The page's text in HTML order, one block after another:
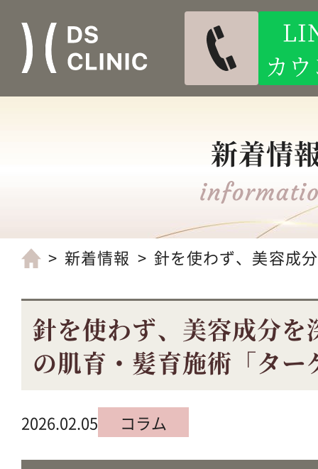
カ
新着情
新着情報 針を使わず、美容成
針を使わず、美容成分を
の肌育・髪育施術「タ
2026.02.05 コラム